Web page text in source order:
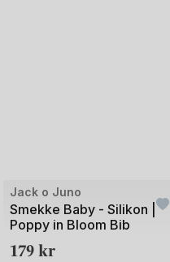
Jack o Juno
Smekke Baby - Silikon |
Poppy in Bloom Bib
179kr